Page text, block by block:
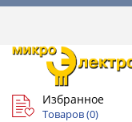
Избранное
Товаров (0)